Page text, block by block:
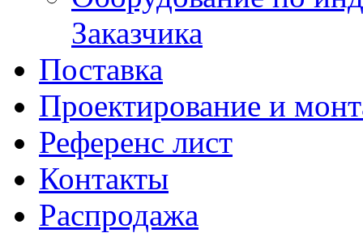
Заказчика
Поставка
Проектирование и
Референс лист
Контакты
Распродажа